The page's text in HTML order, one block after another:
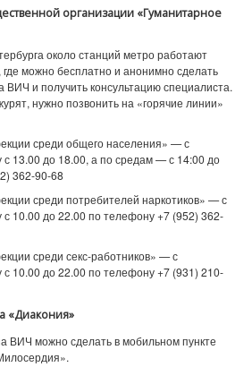
организации «Гуманитарное
около станций метро работают
можно бесплатно и анонимно сделать
ВИЧ и получить консультацию специалиста.
нужно позвонить на «горячие линии»
среди общего населения» — с
с 13.00 до 18.00, а по средам — с 14:00 до
362-90-68
среди потребителей наркотиков» — с
с 10.00 до 22.00 по телефону +7 (952) 362-
среди секс-работников» — с
с 10.00 до 22.00 по телефону +7 (931) 210-
«Диакония»
ВИЧ можно сделать в мобильном пункте